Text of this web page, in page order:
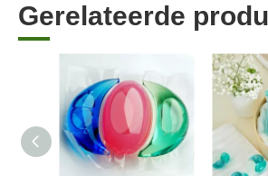
Gerelateerde